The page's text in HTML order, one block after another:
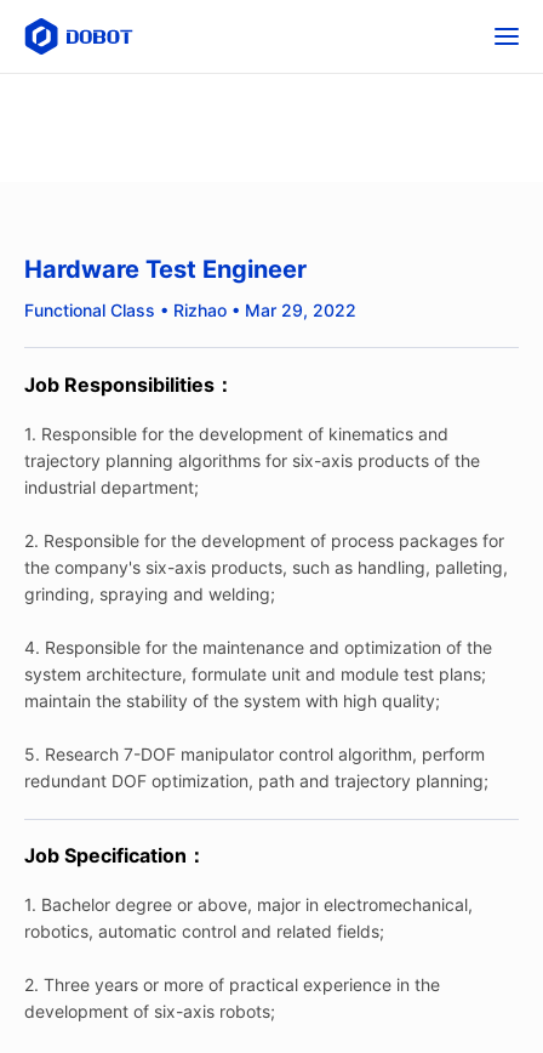
Hardware Test Engineer
Functional Class • Rizhao • Mar 29, 2022
Job Responsibilities：
1. Responsible for the development of kinematics and
trajectory planning algorithms for six-axis products of the
industrial department;
2. Responsible for the development of process packages for
the company's six-axis products, such as handling, palleting,
grinding, spraying and welding;
4. Responsible for the maintenance and optimization of the
system architecture, formulate unit and module test plans;
maintain the stability of the system with high quality;
5. Research 7-DOF manipulator control algorithm, perform
redundant DOF optimization, path and trajectory planning;
Job Specification：
1. Bachelor degree or above, major in electromechanical,
robotics, automatic control and related fields;
2. Three years or more of practical experience in the
development of six-axis robots;